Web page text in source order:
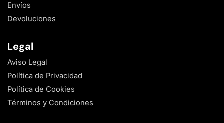
Envíos
Devoluciones
Legal
Aviso Legal
Política de Privacidad
Política de Cookies
Términos y Condiciones